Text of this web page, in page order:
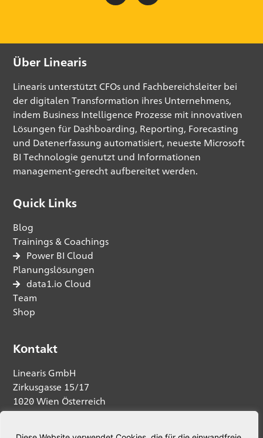
Über Linearis
Linearis unterstützt CFOs und Fachbereichsleiter bei
der digitalen Transformation ihres Unternehmens,
indem Business Intelligence Prozesse mit innovativen
Lösungen für Dashboarding, Reporting, Forecasting
und Datenerfassung automatisiert, neueste Microsoft
BI Technologie genutzt und Informationen
management-gerecht aufbereitet werden.
Quick Links
Blog
Trainings & Coachings
Power BI Cloud
Planungslösungen
data1.io Cloud
Team
Shop
Kontakt
Linearis GmbH
Zirkusgasse 15/17
1020 Wien Österreich
Anfrage senden